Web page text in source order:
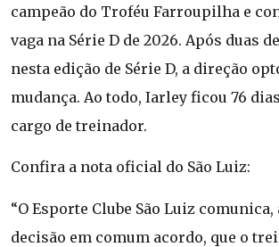
campeão do Troféu Farroupilha e
vaga na Série D de 2026. Após duas
nesta edição de Série D, a direção
mudança. Ao todo, Iarley ficou 76
cargo de treinador.
Confira a nota oficial do São Luiz:
“O Esporte Clube São Luiz comunica,
decisão em comum acordo, que o